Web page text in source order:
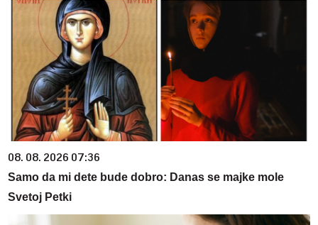
08. 08. 2026 07:36
Samo da mi dete bude dobro: Danas se majke mole
Svetoj Petki